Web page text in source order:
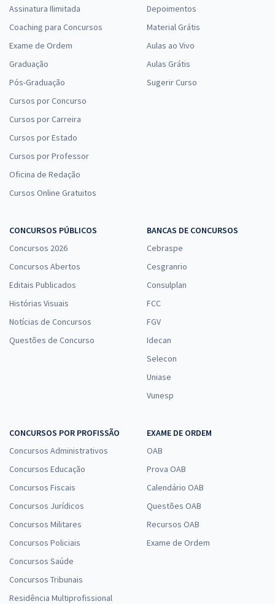
Assinatura Ilimitada
Coaching para Concursos
Exame de Ordem
Graduação
Pós-Graduação
Cursos por Concurso
Cursos por Carreira
Cursos por Estado
Cursos por Professor
Oficina de Redação
Cursos Online Gratuitos
Depoimentos
Material Grátis
Aulas ao Vivo
Aulas Grátis
Sugerir Curso
CONCURSOS PÚBLICOS
Concursos 2026
Concursos Abertos
Editais Publicados
Histórias Visuais
Notícias de Concursos
Questões de Concurso
BANCAS DE CONCURSOS
Cebraspe
Cesgranrio
Consulplan
FCC
FGV
Idecan
Selecon
Uniase
Vunesp
CONCURSOS POR PROFISSÃO
Concursos Administrativos
Concursos Educação
Concursos Fiscais
Concursos Jurídicos
Concursos Militares
Concursos Policiais
Concursos Saúde
Concursos Tribunais
Residência Multiprofissional
EXAME DE ORDEM
OAB
Prova OAB
Calendário OAB
Questões OAB
Recursos OAB
Exame de Ordem